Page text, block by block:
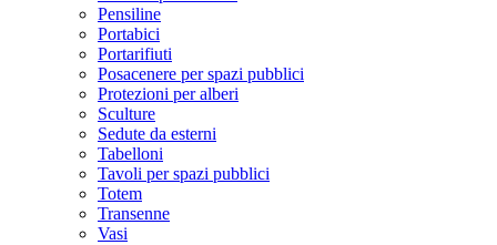
Pensiline
Portabici
Portarifiuti
Posacenere per spazi pubblici
Protezioni per alberi
Sculture
Sedute da esterni
Tabelloni
Tavoli per spazi pubblici
Totem
Transenne
Vasi